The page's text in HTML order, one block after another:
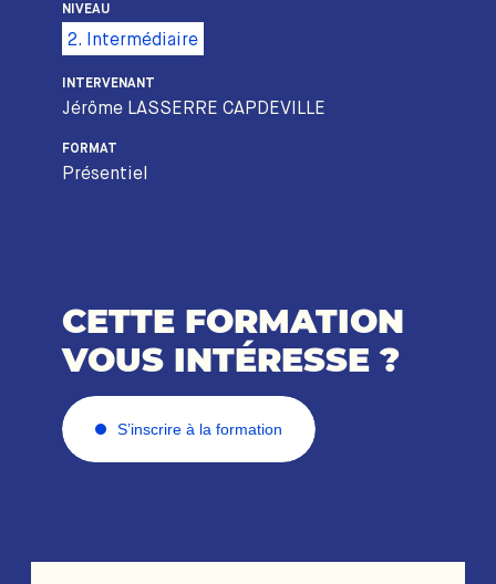
NIVEAU
2. Intermédiaire
INTERVENANT
Jérôme LASSERRE CAPDEVILLE
FORMAT
Présentiel
CETTE FORMATION
VOUS INTÉRESSE ?
S’inscrire à la formation